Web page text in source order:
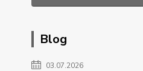
Blog
03.07.2026